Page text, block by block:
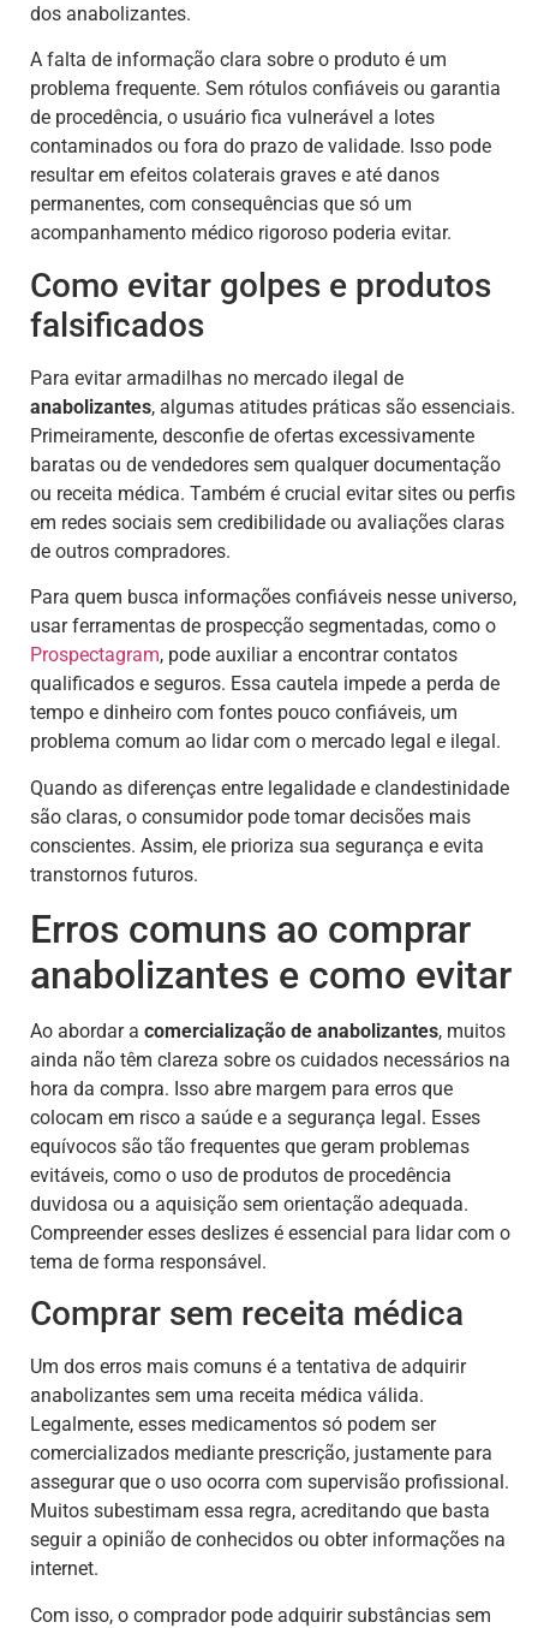
dos anabolizantes.
A falta de informação clara sobre o produto é um
problema frequente. Sem rótulos confiáveis ou garantia
de procedência, o usuário fica vulnerável a lotes
contaminados ou fora do prazo de validade. Isso pode
resultar em efeitos colaterais graves e até danos
permanentes, com consequências que só um
acompanhamento médico rigoroso poderia evitar.
Como evitar golpes e produtos
falsificados
Para evitar armadilhas no mercado ilegal de
anabolizantes, algumas atitudes práticas são essenciais.
Primeiramente, desconfie de ofertas excessivamente
baratas ou de vendedores sem qualquer documentação
ou receita médica. Também é crucial evitar sites ou perfis
em redes sociais sem credibilidade ou avaliações claras
de outros compradores.
Para quem busca informações confiáveis nesse universo,
usar ferramentas de prospecção segmentadas, como o
Prospectagram, pode auxiliar a encontrar contatos
qualificados e seguros. Essa cautela impede a perda de
tempo e dinheiro com fontes pouco confiáveis, um
problema comum ao lidar com o mercado legal e ilegal.
Quando as diferenças entre legalidade e clandestinidade
são claras, o consumidor pode tomar decisões mais
conscientes. Assim, ele prioriza sua segurança e evita
transtornos futuros.
Erros comuns ao comprar
anabolizantes e como evitar
Ao abordar a comercialização de anabolizantes, muitos
ainda não têm clareza sobre os cuidados necessários na
hora da compra. Isso abre margem para erros que
colocam em risco a saúde e a segurança legal. Esses
equívocos são tão frequentes que geram problemas
evitáveis, como o uso de produtos de procedência
duvidosa ou a aquisição sem orientação adequada.
Compreender esses deslizes é essencial para lidar com o
tema de forma responsável.
Comprar sem receita médica
Um dos erros mais comuns é a tentativa de adquirir
anabolizantes sem uma receita médica válida.
Legalmente, esses medicamentos só podem ser
comercializados mediante prescrição, justamente para
assegurar que o uso ocorra com supervisão profissional.
Muitos subestimam essa regra, acreditando que basta
seguir a opinião de conhecidos ou obter informações na
internet.
Com isso, o comprador pode adquirir substâncias sem